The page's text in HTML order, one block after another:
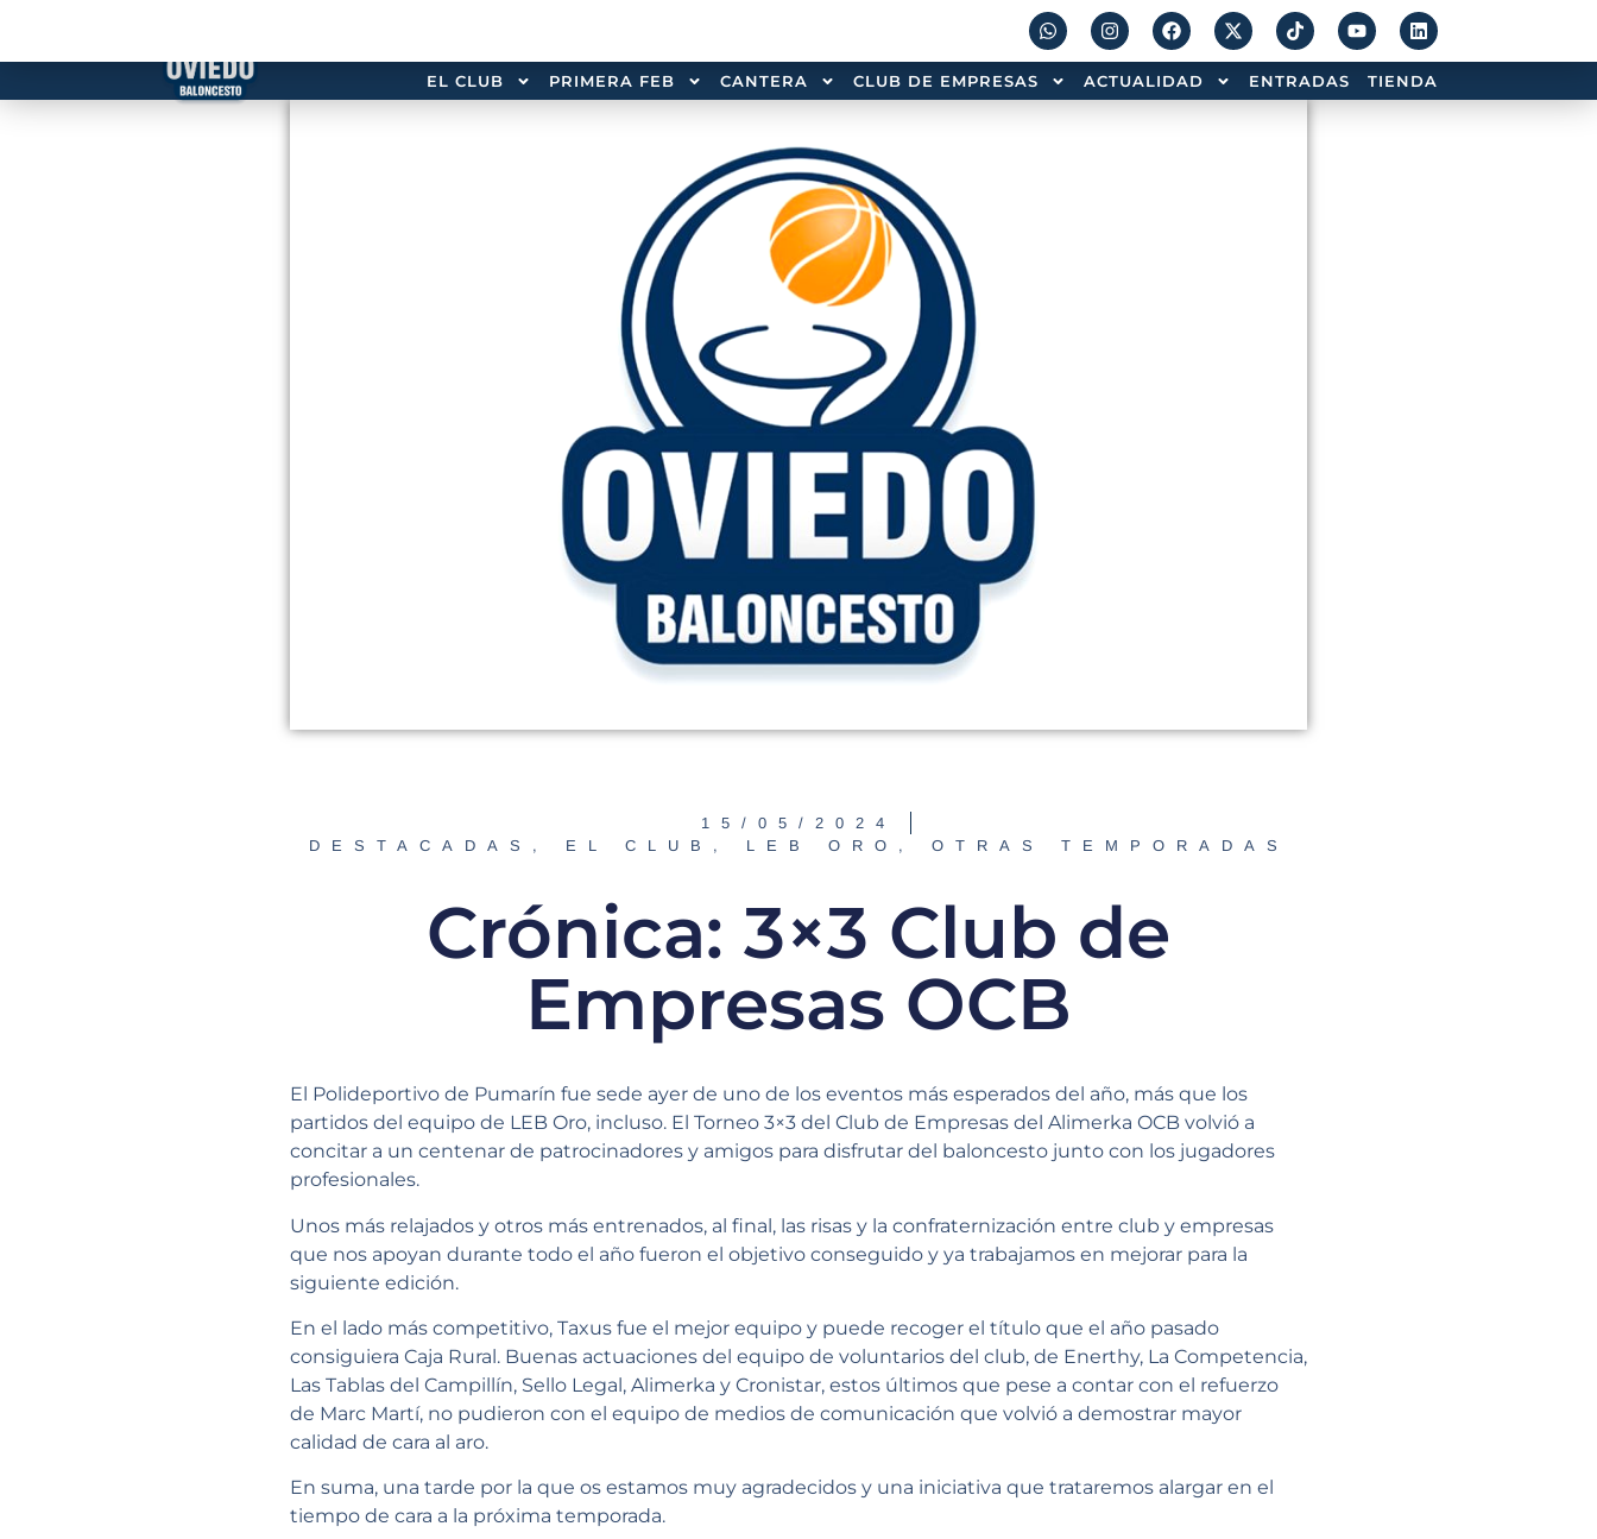
EL CLUB PRIMERA FEB CANTERA CLUB DE EMPRESAS ACTUALIDAD ENTRADAS TIENDA
15/05/2024
DESTACADAS , EL CLUB , LEB ORO , OTRAS TEMPORADAS
Crónica: 3×3 Club de
Empresas OCB
El Polideportivo de Pumarín fue sede ayer de uno de los eventos más esperados del año, más que los
partidos del equipo de LEB Oro, incluso. El Torneo 3×3 del Club de Empresas del Alimerka OCB volvió a
concitar a un centenar de patrocinadores y amigos para disfrutar del baloncesto junto con los jugadores
profesionales.
Unos más relajados y otros más entrenados, al final, las risas y la confraternización entre club y empresas
que nos apoyan durante todo el año fueron el objetivo conseguido y ya trabajamos en mejorar para la
siguiente edición.
En el lado más competitivo, Taxus fue el mejor equipo y puede recoger el título que el año pasado
consiguiera Caja Rural. Buenas actuaciones del equipo de voluntarios del club, de Enerthy, La Competencia,
Las Tablas del Campillín, Sello Legal, Alimerka y Cronistar, estos últimos que pese a contar con el refuerzo
de Marc Martí, no pudieron con el equipo de medios de comunicación que volvió a demostrar mayor
calidad de cara al aro.
En suma, una tarde por la que os estamos muy agradecidos y una iniciativa que trataremos alargar en el
tiempo de cara a la próxima temporada.